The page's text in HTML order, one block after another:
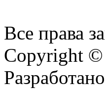
Все права
Copyright ©
Разработано